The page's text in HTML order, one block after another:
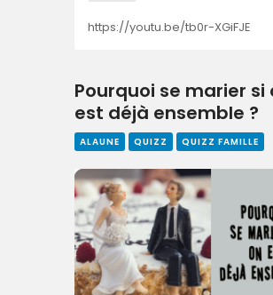
https://youtu.be/tb0r-XGiFJE
Pourquoi se marier si
est déjà ensemble ?
ALAUNE QUIZZ QUIZZ FAMILLE